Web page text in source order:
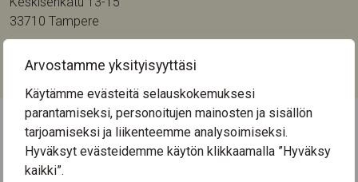
Arvostamme yksityisyyttäsi
Käytämme evästeitä selauskokemuksesi
parantamiseksi, personoitujen mainosten ja sisällön
tarjoamiseksi ja liikenteemme analysoimiseksi.
Hyväksyt evästeidemme käytön klikkaamalla ”Hyväksy
kaikki”.
33710 Tampere
Kategoriat:
← Näytä kaikki tapahtumat